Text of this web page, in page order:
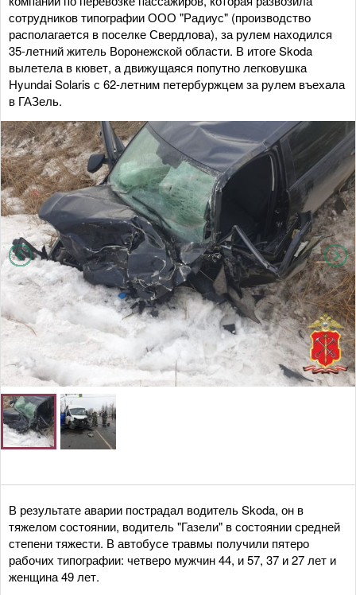
сотрудников типографии ООО "Радиус" (производство
располагается в поселке Свердлова), за рулем находился
35-летний житель Воронежской области. В итоге Skoda
вылетела в кювет, а движущаяся попутно легковушка
Hyundai Solaris с 62-летним петербуржцем за рулем въехала
в ГАЗель.
В результате аварии пострадал водитель Skoda, он в
тяжелом состоянии, водитель "Газели" в состоянии средней
степени тяжести. В автобусе травмы получили пятеро
рабочих типографии: четверо мужчин 44, и 57, 37 и 27 лет и
женщина 49 лет.